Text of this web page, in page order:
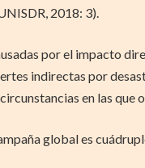
2018: 3).
por el impacto
indirectas por
en las que
global es